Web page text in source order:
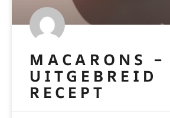
MACARONS –
UITGEBREID
RECEPT